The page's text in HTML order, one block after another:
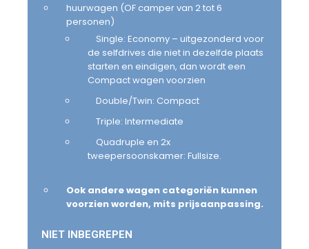
huurwagen (OF camper van 2 tot 6
personen)
Single: Economy – uitgezonderd voor
de selfdrives die niet in dezelfde plaats
starten en eindigen, dan wordt een
Compact wagen voorzien
Double/Twin: Compact
Triple: Intermediate
Quadruple en 2x
tweepersoonskamer: Fullsize.
Ook andere wagen categoriën kunnen
voorzien worden, mits prijsaanpassing.
NIET INBEGREPEN